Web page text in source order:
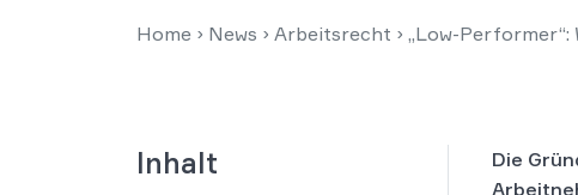
Home › News › Arbeitsrecht › „Low-
Inhalt
Die